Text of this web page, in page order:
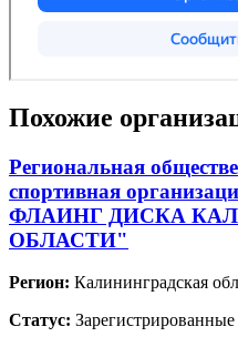
Похожие
Региональная
спортивная
ФЛАИНГ ДИСКА
ОБЛАСТИ"
Регион: Калининградская
Статус: Зарегистрированные